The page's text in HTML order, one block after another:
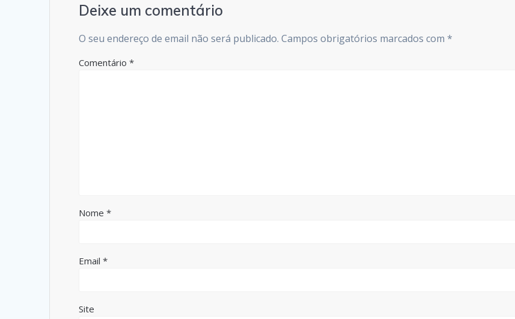
Deixe um comentário
O seu endereço de email não será publicado. Campos obrigatórios marcados com*
Comentário*
Nome*
Email*
Site